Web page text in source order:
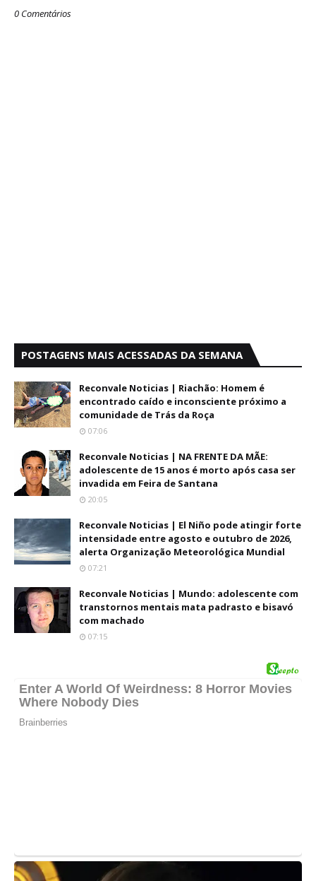
0 Comentários
POSTAGENS MAIS ACESSADAS DA SEMANA
Reconvale Noticias | Riachão: Homem é
encontrado caído e inconsciente próximo a
comunidade de Trás da Roça
07:06
Reconvale Noticias | NA FRENTE DA MÃE:
adolescente de 15 anos é morto após casa ser
invadida em Feira de Santana
20:05
Reconvale Noticias | El Niño pode atingir forte
intensidade entre agosto e outubro de 2026,
alerta Organização Meteorológica Mundial
07:21
Reconvale Noticias | Mundo: adolescente com
transtornos mentais mata padrasto e bisavó
com machado
07:15